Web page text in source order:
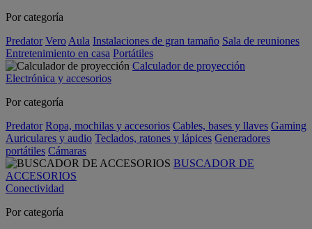
Por categoría
Predator Vero Aula Instalaciones de gran tamaño Sala de reuniones
Entretenimiento en casa Portátiles
Calculador de proyección
Electrónica y accesorios
Por categoría
Predator Ropa, mochilas y accesorios Cables, bases y llaves Gaming
Auriculares y audio Teclados, ratones y lápices Generadores
portátiles Cámaras
BUSCADOR DE
ACCESORIOS
Conectividad
Por categoría